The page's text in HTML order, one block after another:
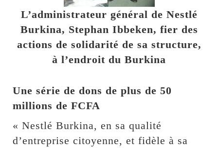
L’administrateur général de Nestlé
Burkina, Stephan Ibbeken, fier des
actions de solidarité de sa structure,
à l’endroit du Burkina
Une série de dons de plus de 50
millions de FCFA
« Nestlé Burkina, en sa qualité
d’entreprise citoyenne, et fidèle à sa